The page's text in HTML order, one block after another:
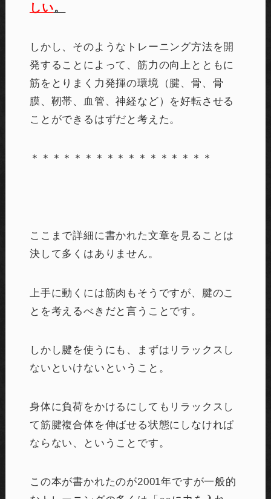
しい。
しかし、そのようなトレーニング方法を開
発することによって、筋力の向上とともに
筋をとりまく力発揮の環境（腱、骨、骨
膜、靭帯、血管、神経など）を好転させる
ことができるはずだと考えた。
＊＊＊＊＊＊＊＊＊＊＊＊＊＊＊＊＊
ここまで詳細に書かれた文章を見ることは
決して多くはありません。
上手に動くには筋肉もそうですが、腱のこ
とを考えるべきだと言うことです。
しかし腱を使うにも、まずはリラックスし
ないといけないということ。
身体に負荷をかけるにしてもリラックスし
て筋腱複合体を伸ばせる状態にしなければ
ならない、ということです。
この本が書かれたのが2001年ですが一般的